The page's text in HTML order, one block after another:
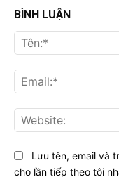
BÌNH LUẬN
Lưu tên, email và
cho lần tiếp theo tôi